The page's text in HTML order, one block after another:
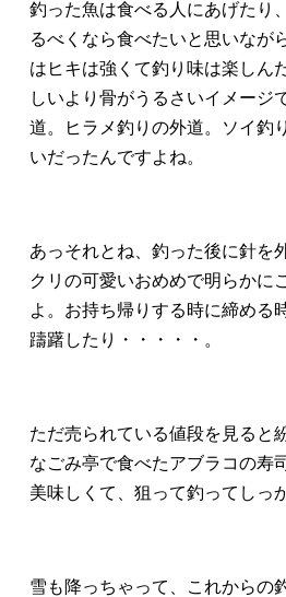
釣った魚は食べる人にあげたり
るべくなら食べたいと思いなが
はヒキは強くて釣り味は楽しん
しいより骨がうるさいイメージ
道。ヒラメ釣りの外道。ソイ釣
いだったんですよね。
あっそれとね、釣った後に針を
クリの可愛いおめめで明らかに
よ。お持ち帰りする時に締める
躊躇したり・・・・・。
ただ売られている値段を見ると
なごみ亭で食べたアブラコの寿
美味しくて、狙って釣ってしっ
雪も降っちゃって、これからの